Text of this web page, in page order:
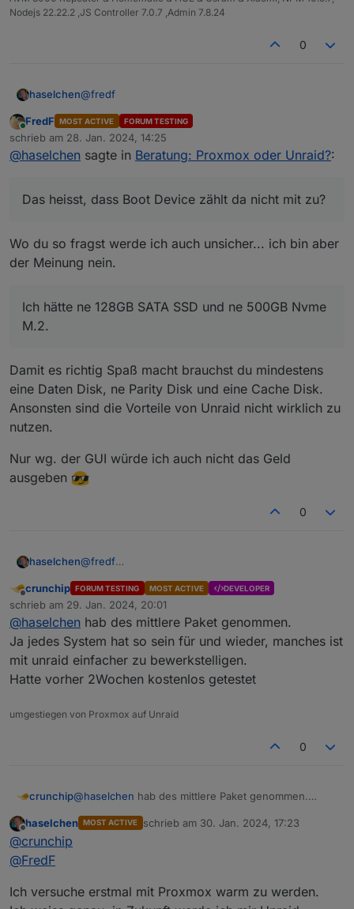
Nodejs 22.22.2 ,JS Controller 7.0.7 ,Admin 7.8.24
0
haselchen@fredf
Das heisst, dass Boot Device zählt da nicht mit zu?
Ich hätte ne 128GB SATA SSD und ne 500GB Nvme
Mich schreckt allerdings der Preis ab.
Gerade weil wir hier ja auch die Diskussion haben.
Und Proxmox kostenlos angeboten wird und hier
auch ne enorme Nutzerzahl hat.
Online
FredF MOST ACTIVE FORUM TESTING
schrieb am 28. Jan. 2024, 14:25
zuletzt editiert von
@haselchen sagte in Beratung: Proxmox oder Unraid?:
Das heisst, dass Boot Device zählt da nicht mit zu?
Wo du so fragst werde ich auch unsicher... ich bin aber
der Meinung nein.
Ich hätte ne 128GB SATA SSD und ne 500GB Nvme
M.2.
Damit es richtig Spaß macht brauchst du mindestens
eine Daten Disk, ne Parity Disk und eine Cache Disk.
Ansonsten sind die Vorteile von Unraid nicht wirklich zu
nutzen.
Nur wg. der GUI würde ich auch nicht das Geld
ausgeben
0
haselchen@fredf
Hab mir einfach zum Basteln und mehr lernen einen
Desktop PC ersteigert (Fujitsu Esprimo).
Ich schaue seit Tagen Videos von OS , die man nun
benutzen könnte.
Bei Unraid bin ich länger hängengeblieben.
Welche Lizenz habt ihr gekauft?
Bin ehrlich , bei den Modellen musste ich etwas
Offline
crunchip FORUM TESTING MOST ACTIVE DEVELOPER
schrieb am 29. Jan. 2024, 20:01
zuletzt editiert von
@haselchen hab des mittlere Paket genommen.
Ja jedes System hat so sein für und wieder, manches ist
mit unraid einfacher zu bewerkstelligen.
Hatte vorher 2Wochen kostenlos getestet
umgestiegen von Proxmox auf Unraid
0
crunchip@haselchen hab des mittlere Paket genommen.
ist mit unraid einfacher zu bewerkstelligen.
Offline
haselchen MOST ACTIVE schrieb am 30. Jan. 2024, 17:23
zuletzt editiert von
@crunchip
@FredF
Ich versuche erstmal mit Proxmox warm zu werden.